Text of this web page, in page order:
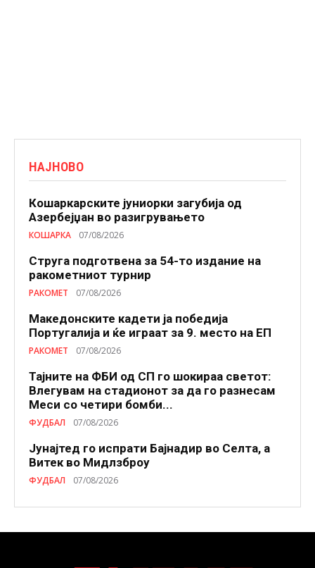
НАЈНОВО
Кошаркарските јуниорки загубија од
Азербејџан во разигрувањето
КОШАРКА 07/08/2026
Струга подготвена за 54-то издание на
ракометниот турнир
РАКОМЕТ 07/08/2026
Македонските кадети ја победија
Португалија и ќе играат за 9. место на ЕП
РАКОМЕТ 07/08/2026
Тајните на ФБИ од СП го шокираа светот:
Влегувам на стадионот за да го разнесам
Меси со четири бомби...
ФУДБАЛ 07/08/2026
Јунајтед го испрати Бајнадир во Селта, а
Витек во Мидлзброу
ФУДБАЛ 07/08/2026